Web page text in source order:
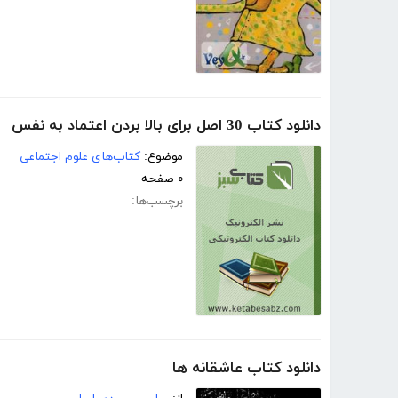
دانلود کتاب 30 اصل برای بالا بردن اعتماد به نفس
موضوع: کتاب‌های علوم اجتماعی
۰ صفحه
برچسب‌ها:
دانلود کتاب عاشقانه ها